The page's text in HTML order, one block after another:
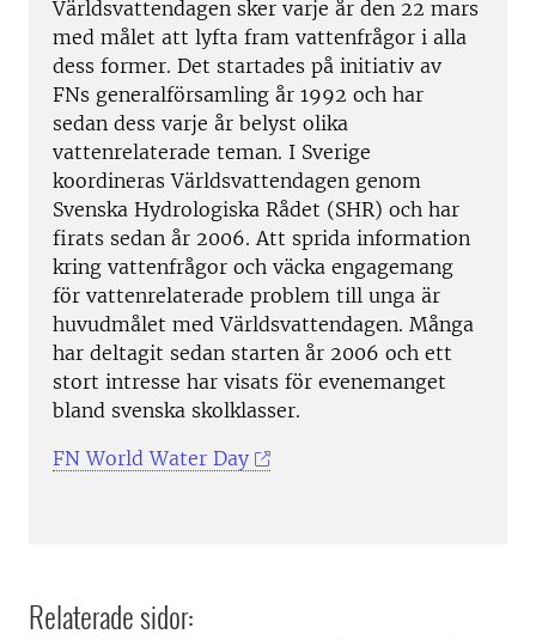
Världsvattendagen sker varje år den 22 mars
med målet att lyfta fram vattenfrågor i alla
dess former. Det startades på initiativ av
FNs generalförsamling år 1992 och har
sedan dess varje år belyst olika
vattenrelaterade teman. I Sverige
koordineras Världsvattendagen genom
Svenska Hydrologiska Rådet (SHR) och har
firats sedan år 2006. Att sprida information
kring vattenfrågor och väcka engagemang
för vattenrelaterade problem till unga är
huvudmålet med Världsvattendagen. Många
har deltagit sedan starten år 2006 och ett
stort intresse har visats för evenemanget
bland svenska skolklasser.
FN World Water Day
Relaterade sidor: